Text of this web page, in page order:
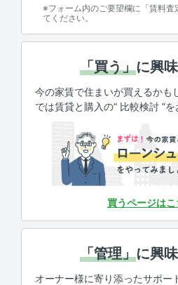
※フォーム内のご要望欄に「賃料査
てください。
「買う」に興
今の家賃で住まいが買えるかも
では賃貸と購入の“ 比較検討 ”を
買うページはこ
「管理」に興
オーナー様に寄り添ったサポー